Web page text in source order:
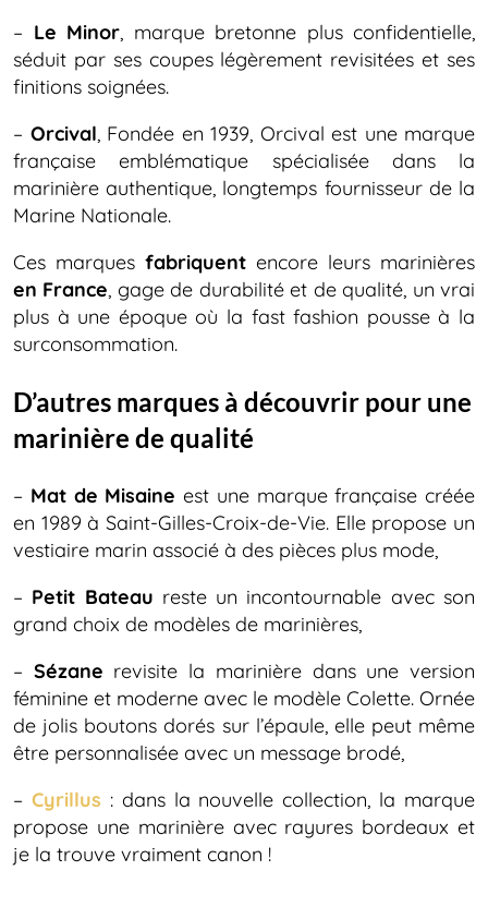
– Le Minor, marque bretonne plus confidentielle,
séduit par ses coupes légèrement revisitées et ses
finitions soignées.
– Orcival, Fondée en 1939, Orcival est une marque
française emblématique spécialisée dans la
marinière authentique, longtemps fournisseur de la
Marine Nationale.
Ces marques fabriquent encore leurs marinières
en France, gage de durabilité et de qualité, un vrai
plus à une époque où la fast fashion pousse à la
surconsommation.
D’autres marques à découvrir pour une
marinière de qualité
– Mat de Misaine est une marque française créée
en 1989 à Saint-Gilles-Croix-de-Vie. Elle propose un
vestiaire marin associé à des pièces plus mode,
– Petit Bateau reste un incontournable avec son
grand choix de modèles de marinières,
– Sézane revisite la marinière dans une version
féminine et moderne avec le modèle Colette. Ornée
de jolis boutons dorés sur l’épaule, elle peut même
être personnalisée avec un message brodé,
– Cyrillus : dans la nouvelle collection, la marque
propose une marinière avec rayures bordeaux et
je la trouve vraiment canon !